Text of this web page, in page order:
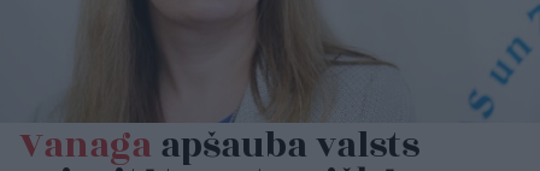
Vanagaapšauba valsts